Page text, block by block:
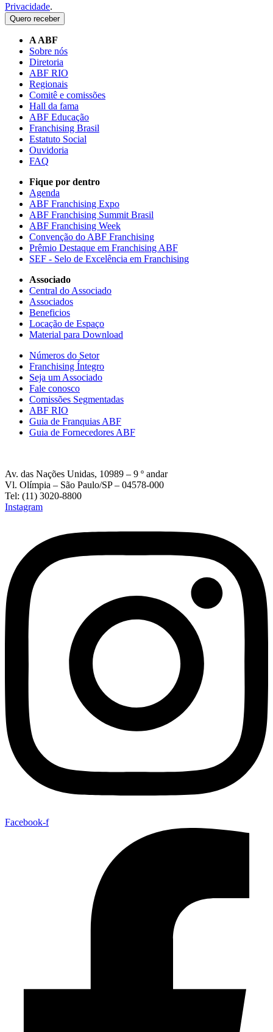
Privacidade.
Quero receber
A ABF
Sobre nós
Diretoria
ABF RIO
Regionais
Comitê e comissões
Hall da fama
ABF Educação
Franchising Brasil
Estatuto Social
Ouvidoria
FAQ
Fique por dentro
Agenda
ABF Franchising Expo
ABF Franchising Summit Brasil
ABF Franchising Week
Convenção do ABF Franchising
Prêmio Destaque em Franchising ABF
SEF - Selo de Excelência em Franchising
Associado
Central do Associado
Associados
Beneficios
Locação de Espaço
Material para Download
Números do Setor
Franchising Íntegro
Seja um Associado
Fale conosco
Comissões Segmentadas
ABF RIO
Guia de Franquias ABF
Guia de Fornecedores ABF
Av. das Nações Unidas, 10989 – 9 º andar
Vl. Olímpia – São Paulo/SP – 04578-000
Tel: (11) 3020-8800
Instagram
Facebook-f